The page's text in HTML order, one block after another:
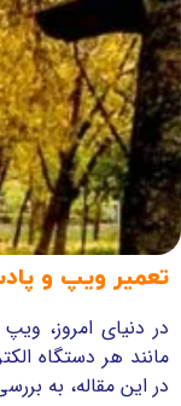
تعمیر ویپ و
در دنیای امروز،
مانند هر دستگاه
در این مقاله، به